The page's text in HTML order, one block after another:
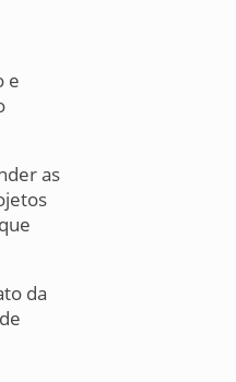
e
as
da